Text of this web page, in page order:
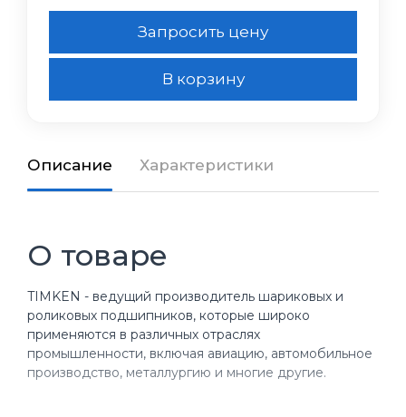
Запросить цену
В корзину
Описание Характеристики
О товаре
TIMKEN - ведущий производитель шариковых и
роликовых подшипников, которые широко
применяются в различных отраслях
промышленности, включая авиацию, автомобильное
производство, металлургию и многие другие.